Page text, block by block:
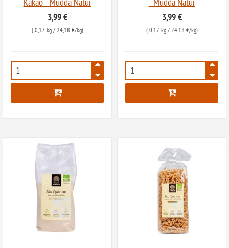
Kakao - Mudda Natur
3,99 €
( 0,17 kg/ 24,18 €/kg)
8077
- Mudda Natur
3,99 €
( 0,17 kg/ 24,18 €/kg)
8078